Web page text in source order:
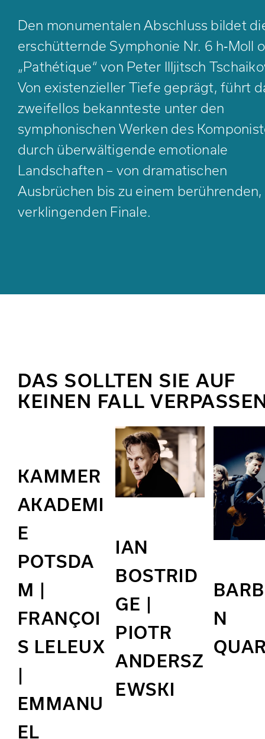
Den monumentalen Abschluss bildet
erschütternde Symphonie Nr. 6 h‑Moll
„Pathétique“ von Peter Illjitsch
Von existenzieller Tiefe geprägt, führt
zweifellos bekannteste unter den
symphonischen Werken des
durch überwältigende emotionale
Landschaften – von dramatischen
Ausbrüchen bis zu einem berührenden,
verklingenden Finale.
DAS SOLLTEN SIE AUF
KEINEN FALL
KAMMER
AKADEMI
E
POTSDA
M |
FRANÇOI
S LELEUX
|
EMMANU
EL
IAN
BOSTRID
GE |
PIOTR
ANDERSZ
EWSKI
N